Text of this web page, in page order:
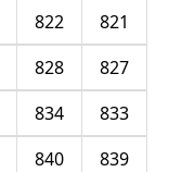
821
822
827
828
833
834
839
840